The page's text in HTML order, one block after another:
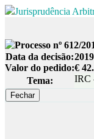
Jurisprudência
Processo nº 612/
Data da decisão:
Valor do pedido:€
Tema:
IRC